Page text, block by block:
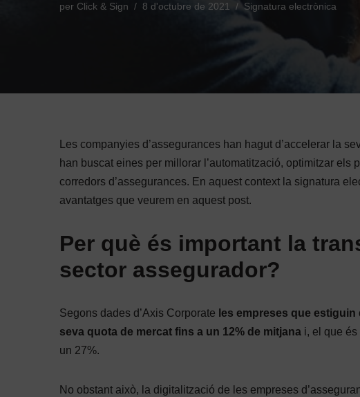
per Click & Sign 8 d'octubre de 2021 Signatura electrònica
Les companyies d’assegurances han hagut d’accelerar la
han buscat eines per millorar l’automatització, optimitzar
corredors d’assegurances. En aquest context la signatura
avantatges que veurem en aquest post.
Per què és important la
sector assegurador?
Segons dades d’Axis Corporate les empreses que
seva quota de mercat fins a un 12% de mitjanai, el que és
un 27%.
No obstant això, la digitalització de les empreses